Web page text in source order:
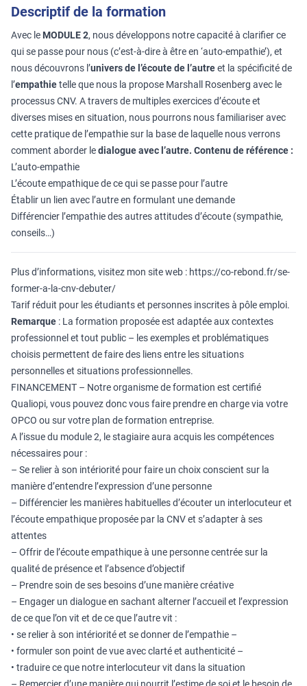
Descriptif de la formation
Avec le MODULE 2, nous développons notre capacité à clarifier ce
qui se passe pour nous (c’est-à-dire à être en ‘auto-empathie’), et
nous découvrons l’univers de l’écoute de l’autreet la spécificité de
l’empathietelle que nous la propose Marshall Rosenberg avec le
processus CNV. A travers de multiples exercices d’écoute et
diverses mises en situation, nous pourrons nous familiariser avec
cette pratique de l’empathie sur la base de laquelle nous verrons
comment aborder ledialogue avec l’autre. Contenu de référence :
L’auto-empathie
L’écoute empathique de ce qui se passe pour l’autre
Établir un lien avec l’autre en formulant une demande
Différencier l’empathie des autres attitudes d’écoute (sympathie,
conseils…)
Plus d’informations, visitez mon site web : https://co-rebond.fr/se-
former-a-la-cnv-debuter/
Tarif réduit pour les étudiants et personnes inscrites à pôle emploi.
Remarque : La formation proposée est adaptée aux contextes
professionnel et tout public – les exemples et problématiques
choisis permettent de faire des liens entre les situations
personnelles et situations professionnelles.
FINANCEMENT – Notre organisme de formation est certifié
Qualiopi, vous pouvez donc vous faire prendre en charge via votre
OPCO ou sur votre plan de formation entreprise.
A l’issue du module 2, le stagiaire aura acquis les compétences
nécessaires pour :
– Se relier à son intériorité pour faire un choix conscient sur la
manière d’entendre l’expression d’une personne
– Différencier les manières habituelles d’écouter un interlocuteur et
l’écoute empathique proposée par la CNV et s’adapter à ses
attentes
– Offrir de l’écoute empathique à une personne centrée sur la
qualité de présence et l’absence d’objectif
– Prendre soin de ses besoins d’une manière créative
– Engager un dialogue en sachant alterner l’accueil et l’expression
de ce que l’on vit et de ce que l’autre vit :
• se relier à son intériorité et se donner de l’empathie –
• formuler son point de vue avec clarté et authenticité –
• traduire ce que notre interlocuteur vit dans la situation